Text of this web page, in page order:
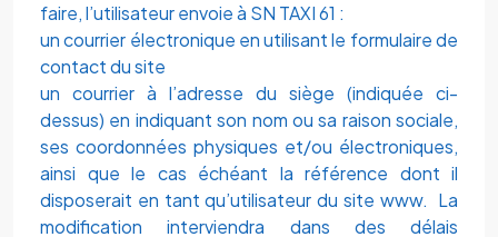
faire, l’utilisateur envoie à SN TAXI 61 :
un courrier électronique en utilisant le formulaire de
contact du site
un courrier à l’adresse du siège (indiquée ci-
dessus) en indiquant son nom ou sa raison sociale,
ses coordonnées physiques et/ou électroniques,
ainsi que le cas échéant la référence dont il
disposerait en tant qu’utilisateur du site www. La
modification interviendra dans des délais